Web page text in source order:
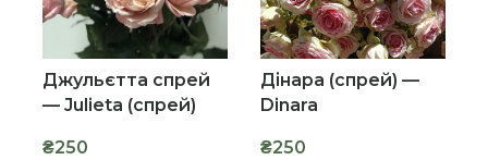
Джульєтта спрей
— Julieta (спрей)
₴250
Дінара (спрей) —
Dinara
₴250